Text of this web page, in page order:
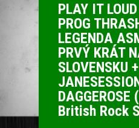
PLAY IT
PROG
LEGENDA
PRVÝ KRÁT
SLOVENSKU +
British Rock